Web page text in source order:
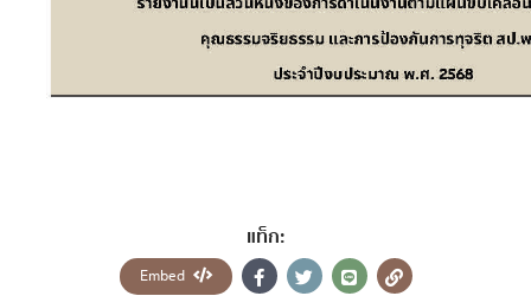
แผนการใช้จ่ายงบประมาณประจำปี
แผนปฏิบัติการป้องกันการทุจริต
แท็ก:
Embed